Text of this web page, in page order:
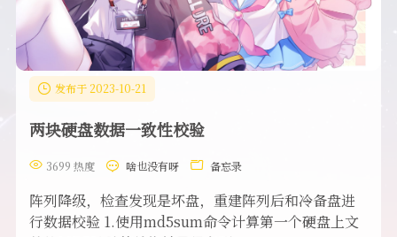
发布于 2023-10-21
两块硬盘数据一致性校验
3699 热度 啥也没有呀 备忘录
阵列降级，检查发现是坏盘，重建阵列后和冷备盘进
行数据校验 1.使用md5sum命令计算第一个硬盘上文